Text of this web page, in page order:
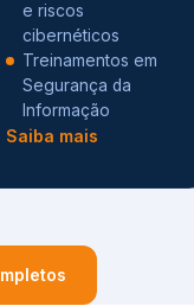
e riscos
cibernéticos
Treinamentos em
Segurança da
Informação
Saiba mais